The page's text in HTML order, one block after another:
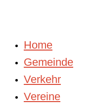
Home
Gemeinde
Verkehr
Vereine